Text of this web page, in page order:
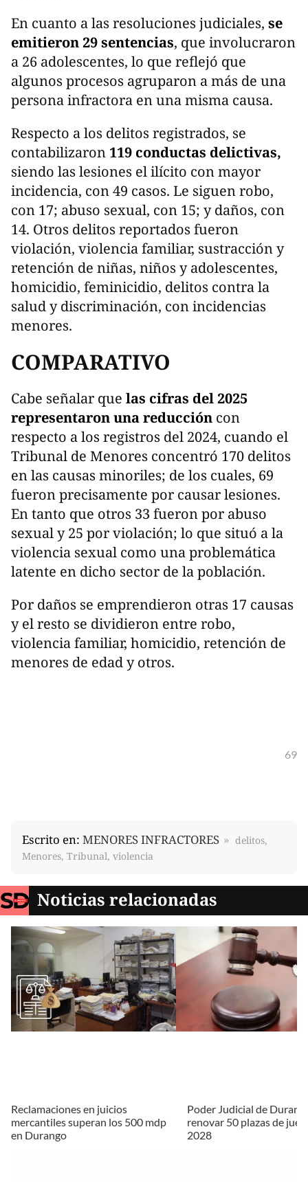
En cuanto a las resoluciones judiciales, se
emitieron 29 sentencias, que involucraron
a 26 adolescentes, lo que reflejó que
algunos procesos agruparon a más de una
persona infractora en una misma causa.
Respecto a los delitos registrados, se
contabilizaron 119 conductas delictivas,
siendo las lesiones el ilícito con mayor
incidencia, con 49 casos. Le siguen robo,
con 17; abuso sexual, con 15; y daños, con
14. Otros delitos reportados fueron
violación, violencia familiar, sustracción y
retención de niñas, niños y adolescentes,
homicidio, feminicidio, delitos contra la
salud y discriminación, con incidencias
menores.
COMPARATIVO
Cabe señalar que las cifras del 2025
representaron una reducción con
respecto a los registros del 2024, cuando el
Tribunal de Menores concentró 170 delitos
en las causas minoriles; de los cuales, 69
fueron precisamente por causar lesiones.
En tanto que otros 33 fueron por abuso
sexual y 25 por violación; lo que situó a la
violencia sexual como una problemática
latente en dicho sector de la población.
Por daños se emprendieron otras 17 causas
y el resto se dividieron entre robo,
violencia familiar, homicidio, retención de
menores de edad y otros.
69
Escrito en: MENORES INFRACTORES
delitos,
Menores, Tribunal, violencia
Noticias relacionadas
Reclamaciones en juicios
mercantiles superan los 500 mdp
en Durango
Poder Judicial de
renovar 50 plazas de
2028